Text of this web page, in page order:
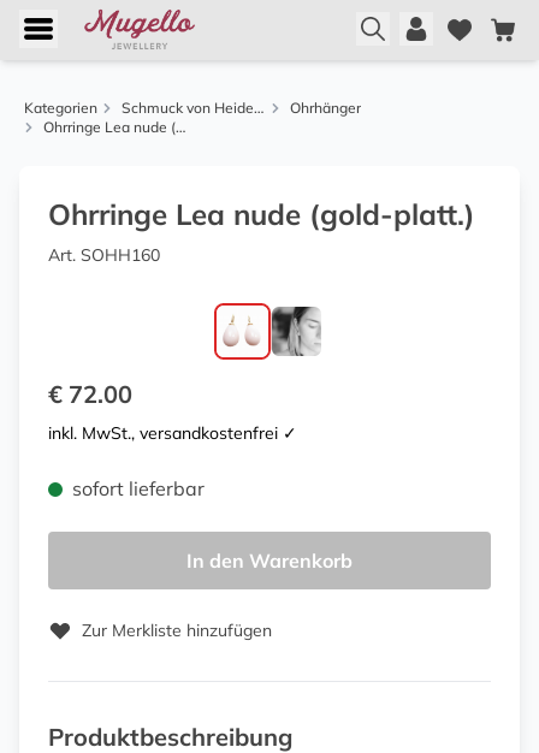
Kategorien Schmuck von Heide Heinzendorff
Ohrhänger
Ohrringe Lea nude (gold-platt.)
Ohrringe Lea nude (gold-platt.)
Art. SOHH160
€ 72.00
inkl. MwSt., versandkostenfrei ✓
sofort lieferbar
In den Warenkorb
Zur Merkliste hinzufügen
Produktbeschreibung